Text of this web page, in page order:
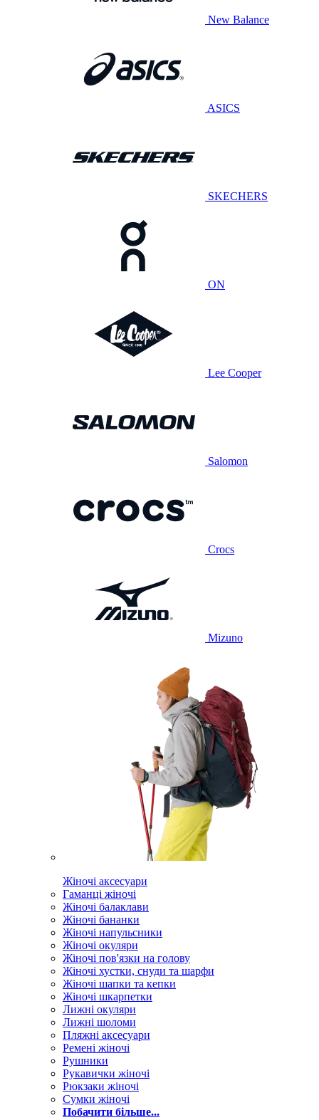
New Balance
ASICS
SKECHERS
ON
Lee Cooper
Salomon
Crocs
Mizuno
Жіночі аксесуари
Гаманці жіночі
Жіночі балаклави
Жіночі бананки
Жіночі напульсники
Жіночі окуляри
Жіночі пов'язки на голову
Жіночі хустки, снуди та шарфи
Жіночі шапки та кепки
Жіночі шкарпетки
Лижні окуляри
Лижні шоломи
Пляжні аксесуари
Ремені жіночі
Рушники
Рукавички жіночі
Рюкзаки жіночі
Сумки жіночі
Побачити більше...